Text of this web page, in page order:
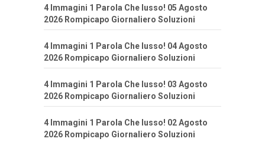
4 Immagini 1 Parola Che lusso! 05 Agosto
2026 Rompicapo Giornaliero Soluzioni
4 Immagini 1 Parola Che lusso! 04 Agosto
2026 Rompicapo Giornaliero Soluzioni
4 Immagini 1 Parola Che lusso! 03 Agosto
2026 Rompicapo Giornaliero Soluzioni
4 Immagini 1 Parola Che lusso! 02 Agosto
2026 Rompicapo Giornaliero Soluzioni